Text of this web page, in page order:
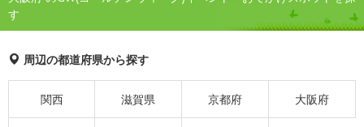
す
周辺の都道府県から探す
関西 滋賀県 京都府 大阪府